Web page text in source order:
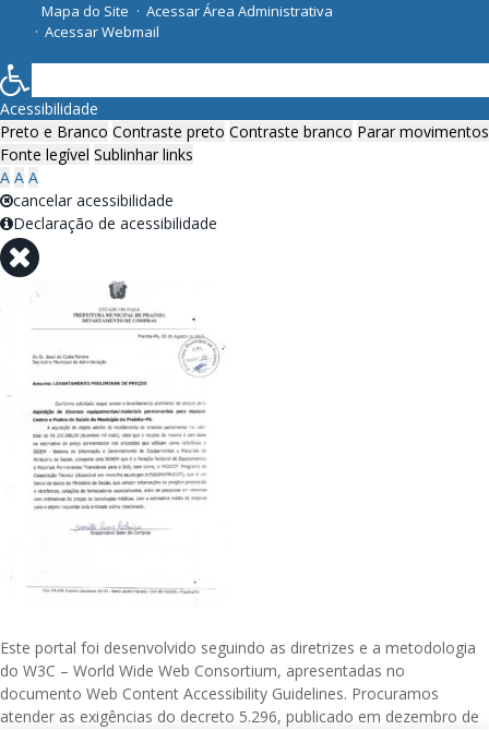
Mapa do Site
Acessar Área Administrativa
Acessar Webmail
Acessibilidade
Preto e Branco Contraste preto Contraste branco Parar movimentos
Fonte legível Sublinhar links
A A A
cancelar acessibilidade
Declaração de acessibilidade
Este portal foi desenvolvido seguindo as diretrizes e a metodologia
do W3C – World Wide Web Consortium, apresentadas no
documento Web Content Accessibility Guidelines. Procuramos
atender as exigências do decreto 5.296, publicado em dezembro de